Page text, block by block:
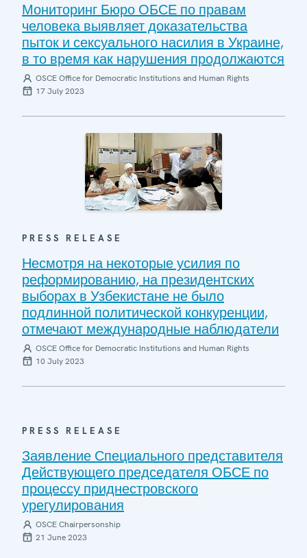
Мониторинг Бюро ОБСЕ по правам
человека выявляет доказательства
пыток и сексуального насилия в Украине,
в то время как нарушения продолжаются
OSCE Office for Democratic Institutions and Human Rights
17 July 2023
PRESS RELEASE
Несмотря на некоторые усилия по
реформированию, на президентских
выборах в Узбекистане не было
подлинной политической конкуренции,
отмечают международные наблюдатели
OSCE Office for Democratic Institutions and Human Rights
10 July 2023
PRESS RELEASE
Заявление Специального представителя
Действующего председателя ОБСЕ по
процессу приднестровского
урегулирования
OSCE Chairpersonship
21 June 2023